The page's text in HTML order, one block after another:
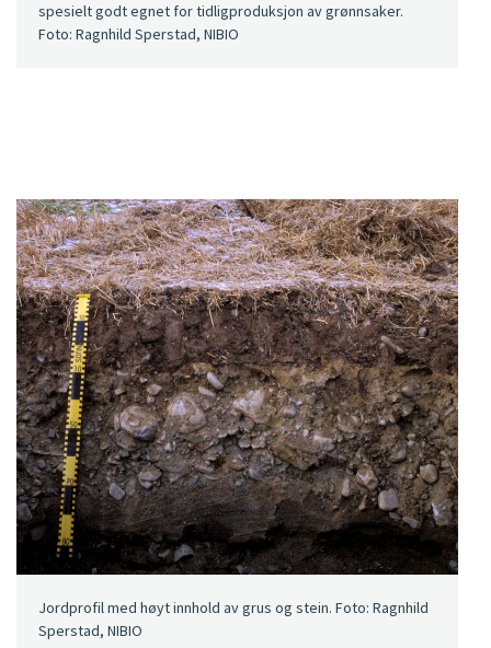
spesielt godt egnet for tidligproduksjon av grønnsaker.
Foto: Ragnhild Sperstad, NIBIO
Jordprofil med høyt innhold av grus og stein. Foto: Ragnhild
Sperstad, NIBIO